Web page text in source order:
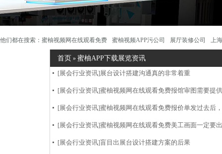
他们都在搜索： 蜜柚视频网在线观看免费 蜜柚视频APP污公司 展厅装修公司 上
首页 » 蜜柚APP下载展览资讯
[展会行业资讯]展台设计搭建沟通真的非常着重
[展会行业资讯]蜜柚视频网在线观看免费报馆审图需要提
[展会行业资讯]蜜柚视频网在线观看免费报价单发过去后，
[展会行业资讯]蜜柚视频网在线观看免费美工画面一定要
[展会行业资讯]盲目出展台设计搭建方案的后果